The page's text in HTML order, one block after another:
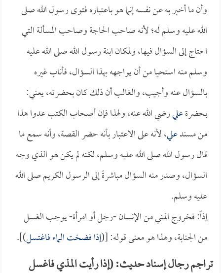
وأن ما أخبر به عن نفسه إنما هو باعتباره فتوى رسول الله صلى
الله عليه وسلم له؛ لأنه صاحب الحاجة وصاحب المسألة التي
احتاج إلى السؤال فيها، ولمكان ابنة رسول الله صلى الله عليه
وسلم منه استحيا من أن يواجهه بهذا السؤال، فأناب غيره
بالسؤال عنه وأجيب، والغالب أن ذلك كان بحضرته، يعني:
بحضرةعليرضي الله عنه، ولهذا فإن أصحاب الكتب عدوا هذا
من مسندعلي، لأنه على الاعتبار بأنه حضر القصة، وأنه سمع ما
قال رسول الله صلى الله عليه وسلم، لكنه لم يكن هو الذي وجه
السؤال، وصدر منه السؤال مباشرةً إلى الرسول الكريم صلى الله
عليه وسلم.
إذاً: فخروج المني من الإنسان -رجل أو امرأة- يوجب الغسل
من الجنابة، وهذا هو معنى قوله: [(إذا فضخت الماء فاغتسل)].
تراجم رجال إسناد حديث: (إذا رأيت المذي فاغسل